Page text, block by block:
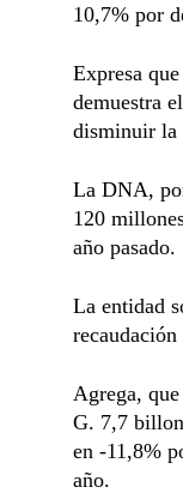
10,7% por
Expresa
demuestra
disminuir la
La DNA,
120
año pasado.
La entidad
Agrega,
G. 7,7
en -11,8%
año.